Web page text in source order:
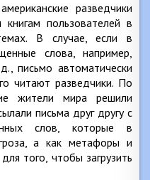
разведчики
пользователей в
В случае, если в
слова, например,
письмо автоматически
читают разведчики. По
жители мира решили
письма друг другу с
слов, которые в
а как метафоры и
того, чтобы загрузить